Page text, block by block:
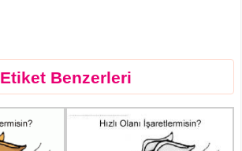
Etiket Benzerleri